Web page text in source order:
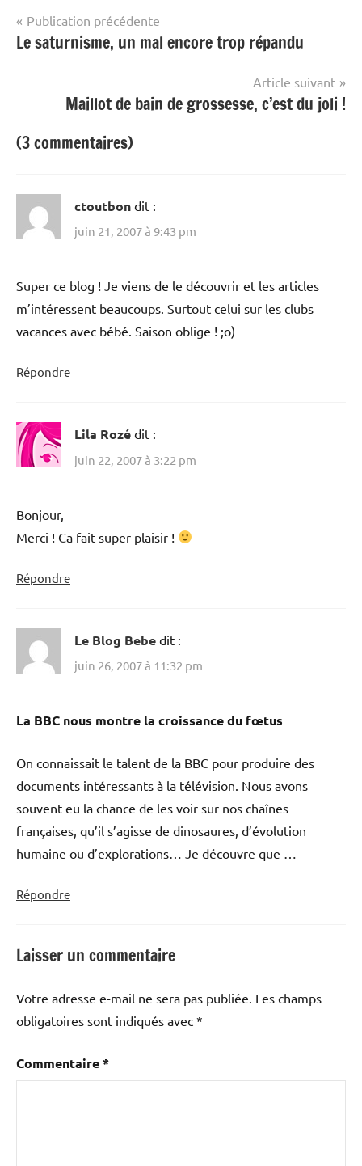
Navigation
de
Publication précédente
Le saturnisme, un mal encore trop répandu
Article suivant
Maillot de bain de grossesse, c’est du joli !
(3 commentaires)
ctoutbon dit :
juin 21, 2007 à 9:43 pm
Super ce blog ! Je viens de le découvrir et les articles
m’intéressent beaucoups. Surtout celui sur les clubs
vacances avec bébé. Saison oblige ! ;o)
Répondre
Lila Rozé dit :
juin 22, 2007 à 3:22 pm
Bonjour,
Merci ! Ca fait super plaisir !
Répondre
Le Blog Bebe dit :
juin 26, 2007 à 11:32 pm
La BBC nous montre la croissance du fœtus
On connaissait le talent de la BBC pour produire des
documents intéressants à la télévision. Nous avons
souvent eu la chance de les voir sur nos chaînes
françaises, qu’il s’agisse de dinosaures, d’évolution
humaine ou d’explorations… Je découvre que …
Répondre
Laisser un commentaire
Votre adresse e-mail ne sera pas publiée. Les champs
obligatoires sont indiqués avec *
Commentaire*